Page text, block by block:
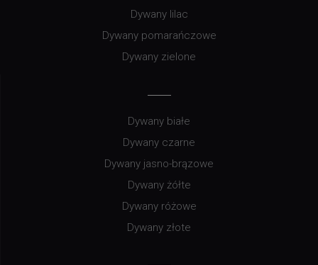
Dywany lilac
Dywany pomarańczowe
Dywany zielone
Dywany białe
Dywany czarne
Dywany jasno-brązowe
Dywany żółte
Dywany różowe
Dywany złote